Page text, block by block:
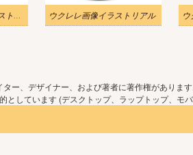
子ども用ウクレレイラスト無料 ウクレレ画像イラストリアル
ー、デザイナー、および著者に著作権があり
しています (デスクトップ、ラップトップ、モ